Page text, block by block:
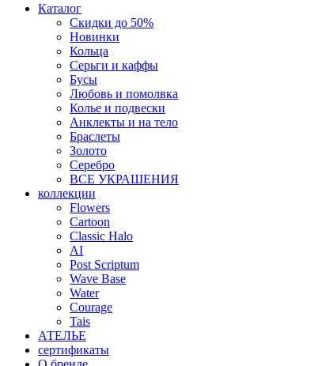
Каталог
Скидки до 50%
Новинки
Кольца
Серьги и каффы
Бусы
Любовь и помолвка
Колье и подвески
Анклекты и на тело
Браслеты
Золото
Серебро
ВСЕ УКРАШЕНИЯ
коллекции
Flowers
Cartoon
Classic Halo
AI
Post Scriptum
Wave Base
Water
Courage
Tais
АТЕЛЬЕ
сертификаты